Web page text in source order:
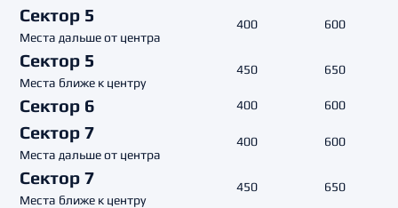
Сектор 5
Места дальше от центра
400 600
Сектор 5
Места ближе к центру
450 650
Сектор 6 400 600
Сектор 7
Места дальше от центра
400 600
Сектор 7
Места ближе к центру
450 650